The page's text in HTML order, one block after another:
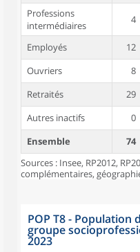
Professions
intermédiaires
4
Employés 12
Ouvriers
8
Retraités
29
Autres inactifs
0
Ensemble
74
Sources : Insee, RP2012,
complémentaires,
POP T8 - Population
groupe
2023